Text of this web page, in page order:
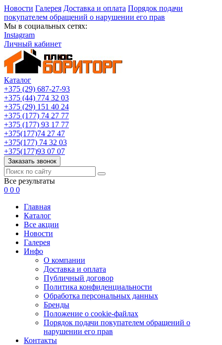
Новости Галерея Доставка и оплата Порядок подачи
покупателем обращений о нарушении его прав
Мы в социальных сетях:
Instagram
Личный кабинет
Каталог
+375 (29) 687-27-93
+375 (44) 774 32 03
+375 (29) 151 40 24
+375 (177) 74 27 77
+375 (177) 93 17 77
+375(177)74 27 47
+375(177) 74 32 03
+375(177)93 07 07
Заказать звонок
Все результаты
0 0 0
Главная
Каталог
Все акции
Новости
Галерея
Инфо
О компании
Доставка и оплата
Публичный договор
Политика конфиденциальности
Обработка персональных данных
Бренды
Положение о cookie-файлах
Порядок подачи покупателем обращений о
нарушении его прав
Контакты